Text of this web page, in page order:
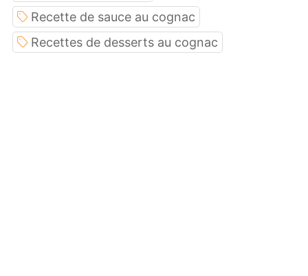
Recette de sauce au cognac
Recettes de desserts au cognac